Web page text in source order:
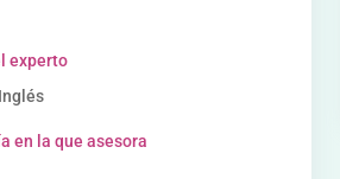
experto
en la que asesora